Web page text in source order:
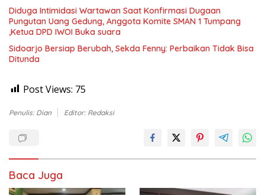
Diduga Intimidasi Wartawan Saat Konfirmasi Dugaan
Pungutan Uang Gedung, Anggota Komite SMAN 1 Tumpang
,Ketua DPD IWOI Buka suara
Sidoarjo Bersiap Berubah, Sekda Fenny: Perbaikan Tidak Bisa
Ditunda
Post Views: 75
Penulis: Dian Editor: Redaksi
Baca Juga